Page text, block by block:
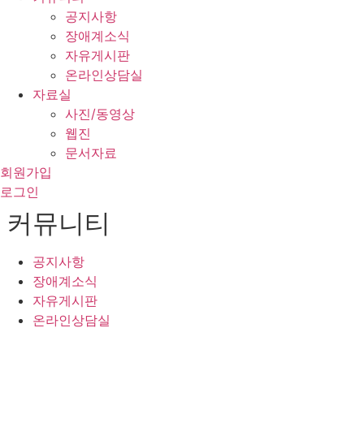
공지사항
장애계소식
자유게시판
온라인상담실
자료실
사진/동영상
웹진
문서자료
회원가입
로그인
커뮤니티
공지사항
장애계소식
자유게시판
온라인상담실